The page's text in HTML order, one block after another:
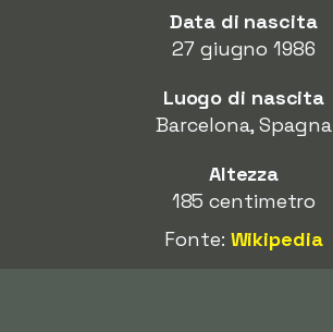
Data di nascita
27 giugno 1986
Luogo di nascita
Barcelona, Spagna
Altezza
185 centimetro
Fonte: Wikipedia